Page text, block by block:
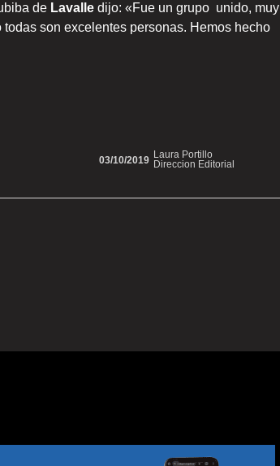
de Lavalle dijo: «Fue un grupo unido, muy
son excelentes personas. Hemos hecho
Laura Portillo
Direccion Editorial
03/10/2019